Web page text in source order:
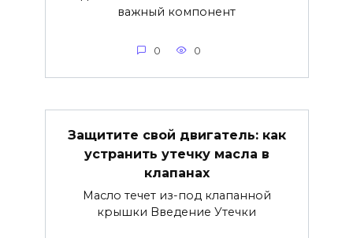
важный компонент
0 0
Защитите свой двигатель: как
устранить утечку масла в
клапанах
Масло течет из-под клапанной
крышки Введение Утечки